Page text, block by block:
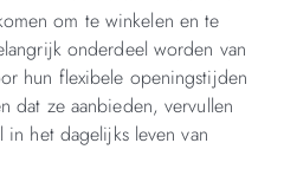
om te winkelen en te
onderdeel worden van
hun flexibele openingstijden
dat ze aanbieden, vervullen
het dagelijks leven van